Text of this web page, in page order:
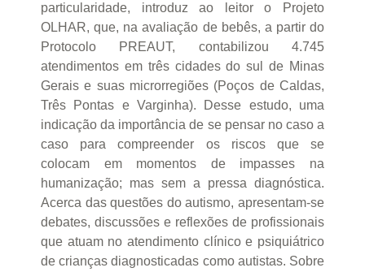
particularidade, introduz ao leitor o Projeto
OLHAR, que, na avaliação de bebês, a partir do
Protocolo PREAUT, contabilizou 4.745
atendimentos em três cidades do sul de Minas
Gerais e suas microrregiões (Poços de Caldas,
Três Pontas e Varginha). Desse estudo, uma
indicação da importância de se pensar no caso a
caso para compreender os riscos que se
colocam em momentos de impasses na
humanização; mas sem a pressa diagnóstica.
Acerca das questões do autismo, apresentam-se
debates, discussões e reflexões de profissionais
que atuam no atendimento clínico e psiquiátrico
de crianças diagnosticadas como autistas. Sobre